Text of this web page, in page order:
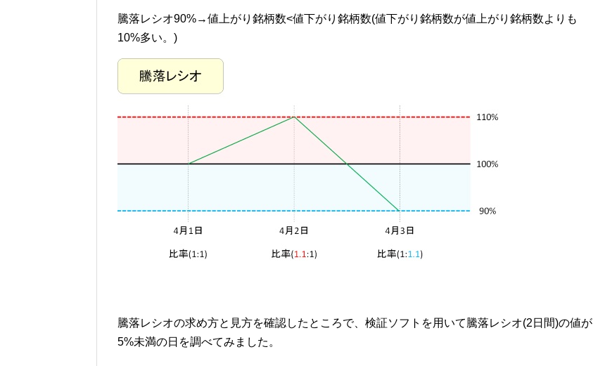
騰落レシオ90%→値上がり銘柄数<値下がり銘柄数(値下がり銘柄数が値上がり銘柄数よりも
10%多い。)
騰落レシオの求め方と見方を確認したところで、検証ソフトを用いて騰落レシオ(2日間)の値が
5%未満の日を調べてみました。